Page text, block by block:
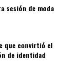
sesión de moda
que convirtió el
de identidad